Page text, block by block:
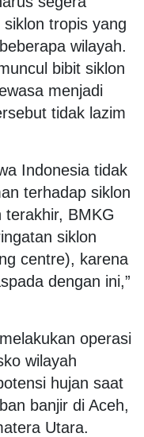
tropis yang
wilayah.
bibit siklon
menjadi
tidak lazim
Indonesia tidak
terhadap siklon
BMKG
siklon
centre), karena
dengan ini,”
operasi
wilayah
hujan saat
banjir di Aceh,
Utara.